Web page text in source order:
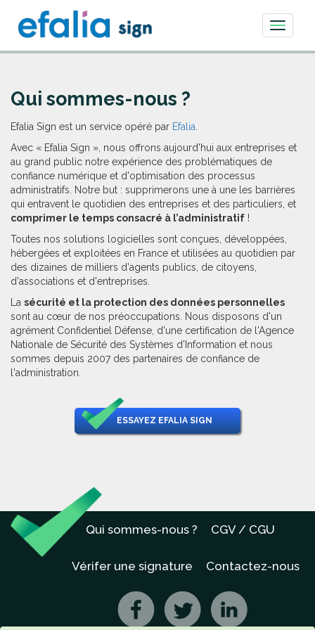
Toggle
Qui sommes-nous ?
Efalia Sign est un service opéré par Efalia
Avec « Efalia Sign », nous offrons aujourd'hui aux entreprises et
au grand public notre expérience des problématiques de
confiance numérique et d'optimisation des processus
administratifs. Notre but : supprimerons une à une les barrières
qui entravent le quotidien des entreprises et des particuliers, et
comprimer le temps consacré à l’administratif !
Toutes nos solutions logicielles sont conçues, développées,
hébergées et exploitées en France et utilisées au quotidien par
des dizaines de milliers d'agents publics, de citoyens,
d'associations et d'entreprises.
La sécurité et la protection des données personnelles
sont au cœur de nos préoccupations. Nous disposons d'un
agrément Confidentiel Défense, d'une certification de l'Agence
Nationale de Sécurité des Systèmes d'Information et nous
sommes depuis 2007 des partenaires de confiance de
l'administration.
ESSAYEZ EFALIA SIGN
Qui sommes-nous ? CGV / CGU
Vérifer une signature Contactez-nous